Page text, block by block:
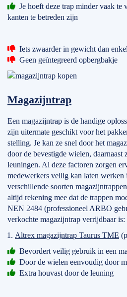
Je hoeft deze trap minder vaak te
kanten te betreden zijn
Iets zwaarder in gewicht dan
Geen geïntegreerd opbergbakje
Magazijntrap
Een magazijntrap is de handige
zijn uitermate geschikt voor het
stelling. Je kan ze snel door het
door de bevestigde wielen, daarnaast
leuningen. Al deze factoren zorgen
medewerkers veilig kan laten
verschillende soorten
altijd rekening mee dat de trappen
NEN 2484 (professioneel ARBO
verkochte magazijntrap verrijdbaar is:
Altrex magazijntrap Taurus TME
Bevordert veilig gebruik in een
Door de wielen eenvoudig door
Extra houvast door de leuning